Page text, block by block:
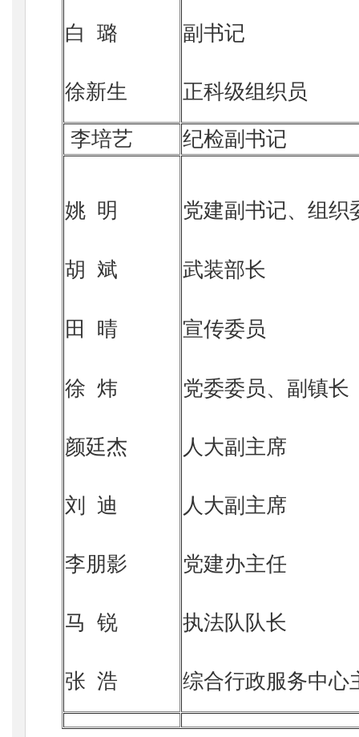
白 璐
徐新生
副书记
正科级组织员
李培艺 纪检副书记
姚 明
胡 斌
田 晴
徐 炜
颜廷杰
刘 迪
李朋影
马 锐
张 浩
党建副书记、组织
武装部长
宣传委员
党委委员、副镇长
人大副主席
人大副主席
党建办主任
执法队队长
综合行政服务中心